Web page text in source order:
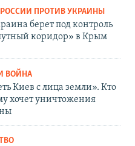
ПРОТИВ УКРАИНЫ
берет под контроль
коридор» в Крым
ВОЙНА
Киев с лица земли». Кто
хочет уничтожения